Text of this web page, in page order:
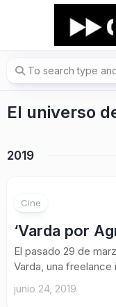
El universo
2019
Cine
‘Varda por
El pasado 29 de
Varda, una
junio 24, 2019